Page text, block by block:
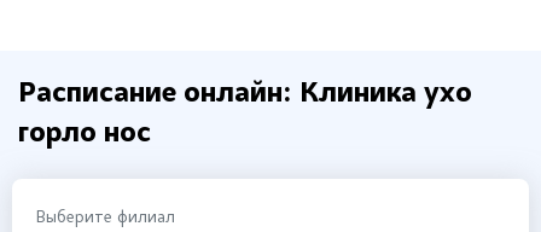
Расписание онлайн: Клиника ухо
горло нос
Выберите филиал